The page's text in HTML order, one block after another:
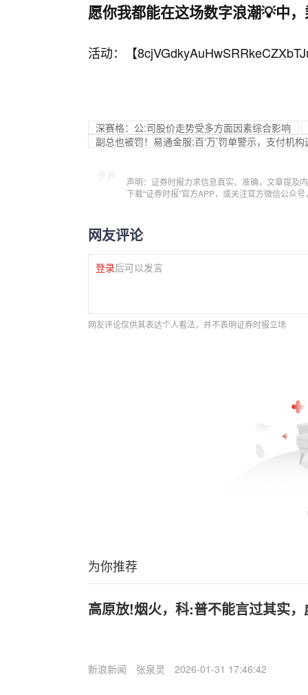
愿你我都能在这场数字浪潮💡中
活动：【
深赛格：公:司股价走势受多方面因素综合影响
副总也被罚！易通金服;百‘万’罚单警示，支付机
声明：证券时报力求信息真实、准确，文章提及
下载“证券时报”官方APP，或关注官方微信公众
网友评论
登录后可以发言
网友评论仅供其表达个人看法，并不表明证券时报立场
为你推荐
高原放!烟火，科:普不能言过其实
新浪新闻 张泉灵 2026-01-31 17:46:42